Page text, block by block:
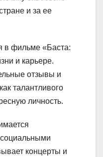
и за ее
в фильме «Баста:
и карьере.
отзывы и
талантливого
личность.
социальными
концерты и